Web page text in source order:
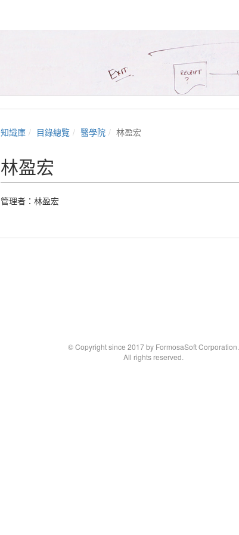
知識庫 目錄總覽 醫學院 林盈宏
林盈宏
管理者： 林盈宏
© Copyright since 2017 by FormosaSoft Corporation.
All rights reserved.